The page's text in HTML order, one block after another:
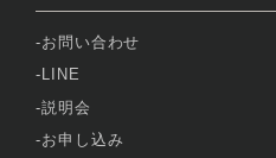
お問い合わせ
LINE
説明会
お申し込み